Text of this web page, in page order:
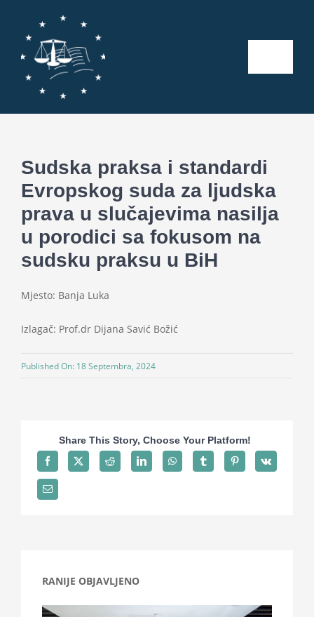
Toggle
Kalendar aktivnosti
Seminari
Projekti
Search
Sudska praksa i standardi
Evropskog suda za ljudska
prava u slučajevima nasilja
u porodici sa fokusom na
sudsku praksu u BiH
Mjesto: Banja Luka
Izlagač: Prof.dr Dijana Savić Božić
Published On: 18 Septembra, 2024
Share This Story, Choose Your Platform!
RANIJE OBJAVLJENO